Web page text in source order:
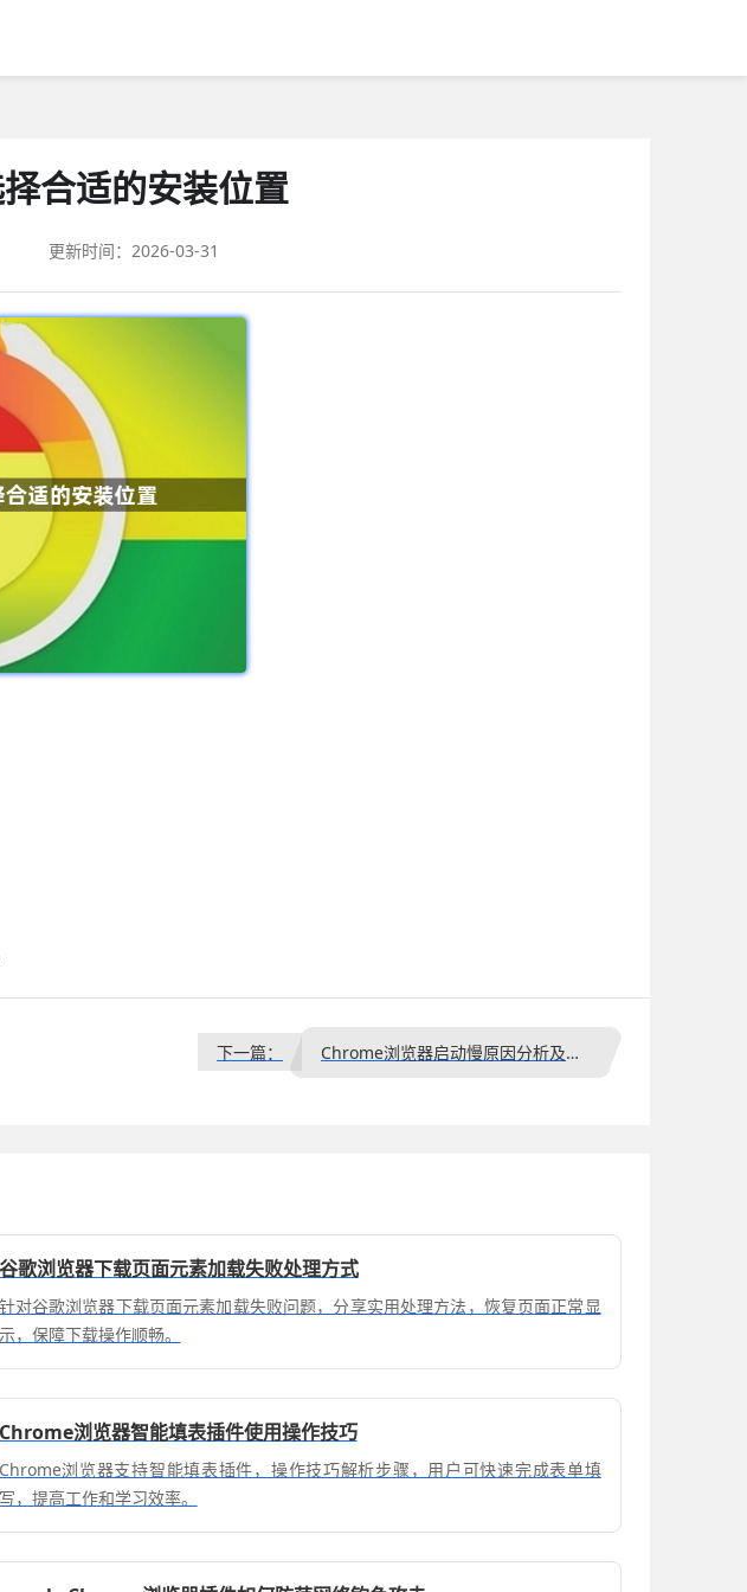
合适的安装位置
更新时间：2026-03-31
下一篇： Chrome浏览器启动慢原因分析及优化方法全攻略
谷歌浏览器下载页面元素加载失败处理方式
针对谷歌浏览器下载页面元素加载失败问题，分享实用处理方法，恢复页面正常显
示，保障下载操作顺畅。
Chrome浏览器智能填表插件使用操作技巧
Chrome浏览器支持智能填表插件，操作技巧解析步骤，用户可快速完成表单填
写，提高工作和学习效率。